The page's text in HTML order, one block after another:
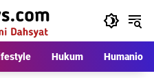
Hukum Humaniora